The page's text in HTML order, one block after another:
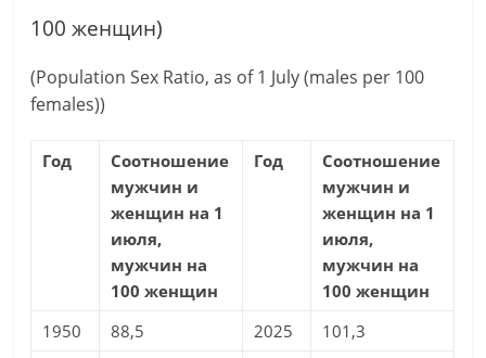
100 женщин)
(Population Sex Ratio, as of 1 July (males per 100
females))
Год
Соотношение
мужчин и
женщин на 1
июля,
мужчин на
100 женщин
Год
Соотношение
мужчин и
женщин на 1
июля,
мужчин на
100 женщин
1950
88,5 2025
101,3